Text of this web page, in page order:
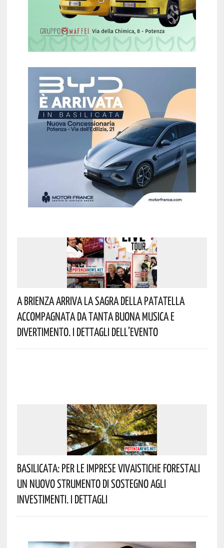
A Brienza Arriva La Sagra Della Patatella
Accompagnata Da Tanta Buona Musica E
Divertimento. I Dettagli Dell’evento
Basilicata: Per Le Imprese Vivaistiche Forestali
Un Nuovo Strumento Di Sostegno Agli
Investimenti. I Dettagli